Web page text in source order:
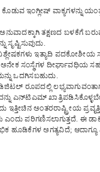
ಇಂಗ್ಲೀಷ್ ವಾಕ್ಯಗಳನ್ನು
ತಕ್ಷಣದ ಬಳಕೆಗೆ
ಇತ್ಯಾದಿ ಪದಕೋಶೀಯ
ಅನೇಕ ಸಂಸ್ಥೆಗಳ ದೀರ್ಘಾವಧಿಯ
ಒದಗಿಸಬಹುದು.
ರೂಪದಲ್ಲಿ
ಎನ್‌ಟಿಎಮ್
ಅಂತರರಾಷ್ಟ್ರೀಯ
ಎಂದು ಪರಿಗಣಿಸಲಾಗುತ್ತದೆ. ಈ
ಹೂಡಿಕೆಗಳ ಅಗತ್ಯವಿದೆ;